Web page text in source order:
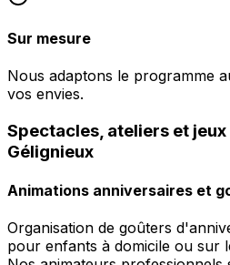
Sur mesure
Nous adaptons le programme
vos envies.
Spectacles, ateliers et
Gélignieux
Animations anniversaires et
Organisation de goûters
pour enfants à domicile ou sur